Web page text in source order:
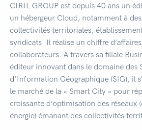
CIRIL GROUP est depuis 40 ans un
un hébergeur Cloud, notamment à
collectivités territoriales,
syndicats. Il réalise un chiffre
collaborateurs. A travers sa filiale
éditeur innovant dans le domaine des
d’Information Géographique (SIG), il
le marché de la « Smart City » pour
croissante d’optimisation des réseaux
énergie) émanant des collectivités